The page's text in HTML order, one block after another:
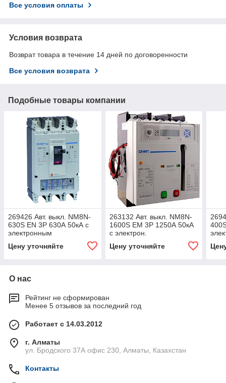
Все условия оплаты
Условия возврата
Возврат товара в течение 14 дней по договоренности
Все условия возврата
Подобные товары компании
269426 Авт. выкл. NM8N-
630S EN 3P 630А 50кА с
электронным
Цену уточняйте
263132 Авт. выкл. NM8N-
1600S EM 3P 1250А 50кА
с электрон.
расцепителем, LCD (R)4
Цену уточняйте
О нас
Рейтинг не сформирован
Менее 5 отзывов за последний год
Работает с 14.03.2012
г. Алматы
ул. Бродского 37А офис 230, Алматы, Казахстан
Контакты